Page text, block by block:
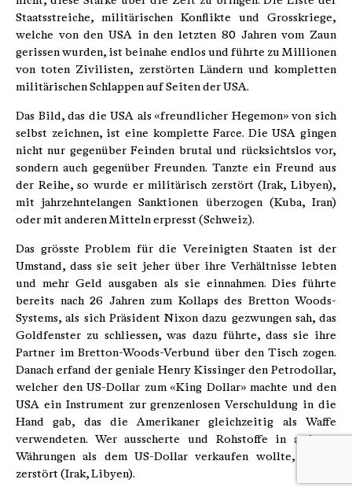
Staatsstreiche, militärischen Konflikte und Grosskriege,
welche von den USA in den letzten 80 Jahren vom Zaun
gerissen wurden, ist beinahe endlos und führte zu Millionen
von toten Zivilisten, zerstörten Ländern und kompletten
militärischen Schlappen auf Seiten der USA.
Das Bild, das die USA als «freundlicher Hegemon» von sich
selbst zeichnen, ist eine komplette Farce. Die USA gingen
nicht nur gegenüber Feinden brutal und rücksichtslos vor,
sondern auch gegenüber Freunden. Tanzte ein Freund aus
der Reihe, so wurde er militärisch zerstört (Irak, Libyen),
mit jahrzehntelangen Sanktionen überzogen (Kuba, Iran)
oder mit anderen Mitteln erpresst (Schweiz).
Das grösste Problem für die Vereinigten Staaten ist der
Umstand, dass sie seit jeher über ihre Verhältnisse lebten
und mehr Geld ausgaben als sie einnahmen. Dies führte
bereits nach 26 Jahren zum Kollaps des Bretton Woods-
Systems, als sich Präsident Nixon dazu gezwungen sah, das
Goldfenster zu schliessen, was dazu führte, dass sie ihre
Partner im Bretton-Woods-Verbund über den Tisch zogen.
Danach erfand der geniale Henry Kissinger den Petrodollar,
welcher den US-Dollar zum «King Dollar» machte und den
USA ein Instrument zur grenzenlosen Verschuldung in die
Hand gab, das die Amerikaner gleichzeitig als Waffe
verwendeten. Wer ausscherte und Rohstoffe in anderen
Währungen als dem US-Dollar verkaufen wollte, wurde
zerstört (Irak, Libyen).